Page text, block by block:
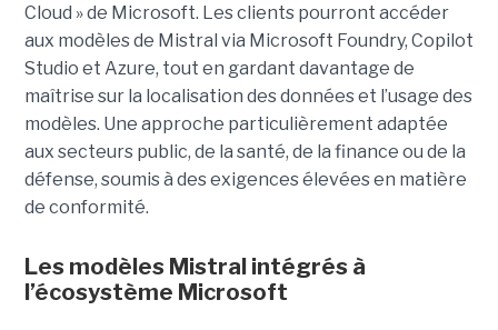
Cloud » de Microsoft. Les clients pourront accéder
aux modèles de Mistral via Microsoft Foundry, Copilot
Studio et Azure, tout en gardant davantage de
maîtrise sur la localisation des données et l’usage des
modèles. Une approche particulièrement adaptée
aux secteurs public, de la santé, de la finance ou de la
défense, soumis à des exigences élevées en matière
de conformité.
Les modèles Mistral intégrés à
l’écosystème Microsoft